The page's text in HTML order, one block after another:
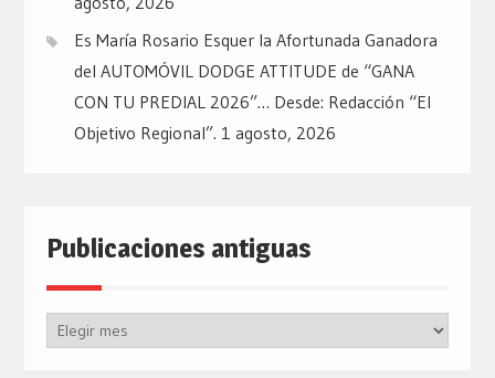
Es María Rosario Esquer la Afortunada Ganadora
del AUTOMÓVIL DODGE ATTITUDE de “GANA
CON TU PREDIAL 2026”… Desde: Redacción “El
Objetivo Regional”. 1 agosto, 2026
Publicaciones antiguas
Publicaciones